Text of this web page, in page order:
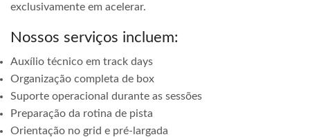
exclusivamente em acelerar.
Nossos serviços incluem:
Auxílio técnico em track days
Organização completa de box
Suporte operacional durante as sessões
Preparação da rotina de pista
Orientação no grid e pré-largada